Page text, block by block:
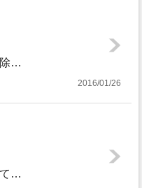
校舎自体は古かったですが、掃除やメンテナンスはほぼ完璧に行き届いており、汚いと感じたことは無かったです。トイレや喫煙所なども定期的に掃除をしてくれていたの...
2016/01/26
授業は基本的にテキストに沿って進められる形式で、正直、自学の延長に過ぎません。メリットとしては、やはり国際色豊かな生徒との異文化コミュニケーションと英会話...